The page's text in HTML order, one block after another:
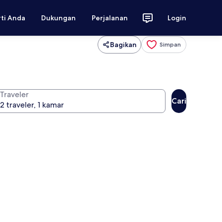
Anda Dukungan Perjalanan Login
Bagikan Simpan
Traveler
Cari